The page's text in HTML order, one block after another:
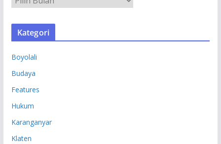
S
Kategori
Boyolali
Budaya
Features
Hukum
Karanganyar
Klaten